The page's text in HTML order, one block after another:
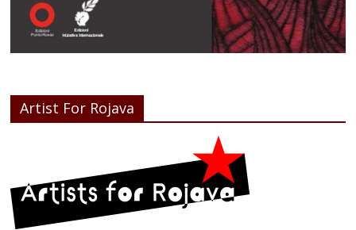
Artist For Rojava